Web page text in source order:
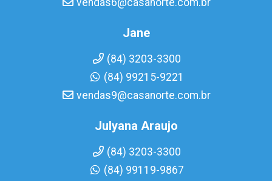
Jane
(84) 3203-3300
(84) 99215-9221
vendas9@casanorte.com.br
Julyana Araujo
(84) 3203-3300
(84) 99119-9867